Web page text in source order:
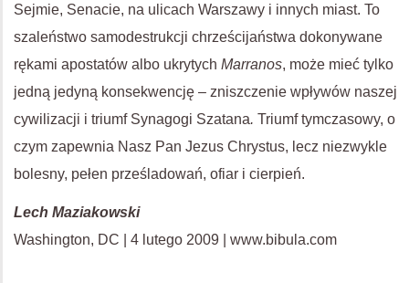
Sejmie, Senacie, na ulicach Warszawy i innych miast. To
szaleństwo samodestrukcji chrześcijaństwa dokonywane
rękami apostatów albo ukrytych Marranos, może mieć tylko
jedną jedyną konsekwencję – zniszczenie wpływów naszej
cywilizacji i triumf Synagogi Szatana. Triumf tymczasowy, o
czym zapewnia Nasz Pan Jezus Chrystus, lecz niezwykle
bolesny, pełen prześladowań, ofiar i cierpień.
Lech Maziakowski
Washington, DC | 4 lutego 2009 | www.bibula.com